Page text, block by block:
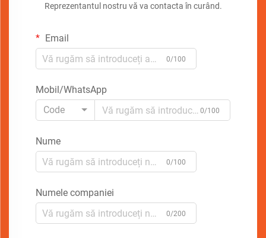
Reprezentantul nostru vă va contacta în curând.
Email
0/100
Mobil/WhatsApp
Code
0/100
Nume
0/100
Numele companiei
0/200